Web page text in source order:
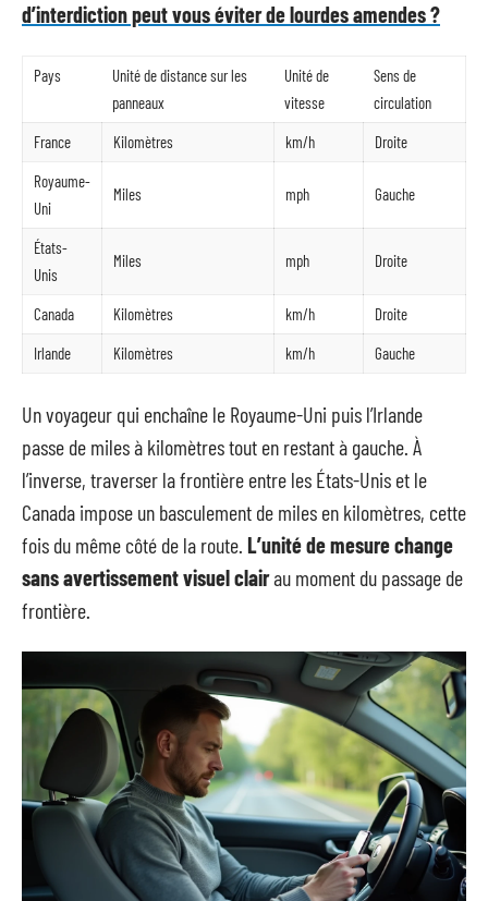
d’interdiction peut vous éviter de lourdes amendes ?
Pays
Unité de distance sur les
panneaux
Unité de
vitesse
Sens de
circulation
France
Kilomètres km/h
Droite
Royaume-
Uni
Miles mph Gauche
États-
Unis
Miles mph Droite
Canada Kilomètres km/h
Droite
Irlande
Kilomètres km/h Gauche
Un voyageur qui enchaîne le Royaume-Uni puis l’Irlande
passe de miles à kilomètres tout en restant à gauche. À
l’inverse, traverser la frontière entre les États-Unis et le
Canada impose un basculement de miles en kilomètres, cette
fois du même côté de la route. L’unité de mesure change
sans avertissement visuel clairau moment du passage de
frontière.